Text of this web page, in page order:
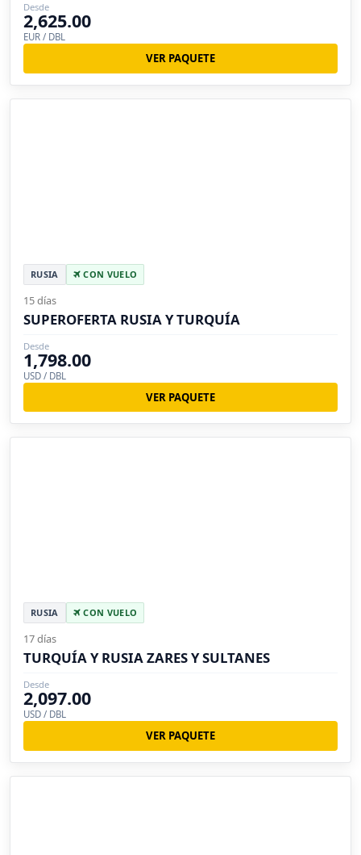
Desde
2,625.00
EUR / DBL
VER PAQUETE
RUSIA CON VUELO
15 días
SUPEROFERTA RUSIA Y TURQUÍA
Desde
1,798.00
USD / DBL
VER PAQUETE
RUSIA CON VUELO
17 días
TURQUÍA Y RUSIA ZARES Y SULTANES
Desde
2,097.00
USD / DBL
VER PAQUETE